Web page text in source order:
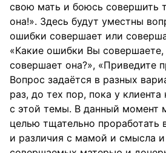
свою мать и боюсь совершить
она!». Здесь будут уместны
ошибки совершает или
«Какие ошибки Вы
совершает она?», «Приведите
Вопрос задаётся в разных
раз, до тех пор, пока у
с этой темы. В данный момент
целью тщательно проработать
и различия с мамой и смысла